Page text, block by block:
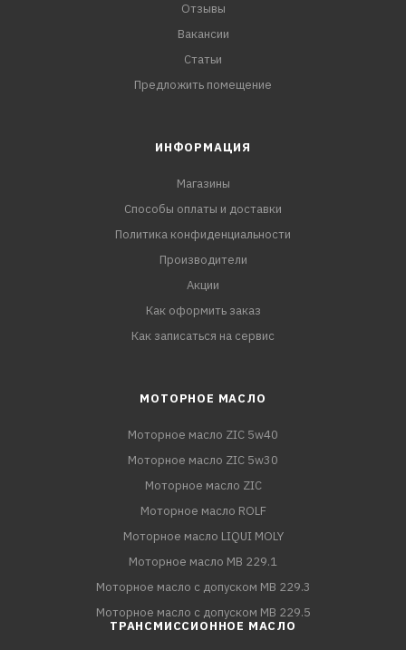
Отзывы
Вакансии
Статьи
Предложить помещение
ИНФОРМАЦИЯ
Магазины
Способы оплаты и доставки
Политика конфиденциальности
Производители
Акции
Как оформить заказ
Как записаться на сервис
МОТОРНОЕ МАСЛО
Моторное масло ZIC 5w40
Моторное масло ZIC 5w30
Моторное масло ZIC
Моторное масло ROLF
Моторное масло LIQUI MOLY
Моторное масло MB 229.1
Моторное масло с допуском MB 229.3
Моторное масло с допуском MB 229.5
ТРАНСМИССИОННОЕ МАСЛО